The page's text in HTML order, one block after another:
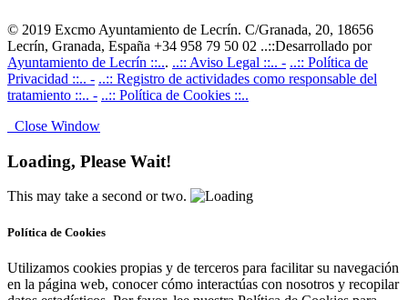
© 2019 Excmo Ayuntamiento de Lecrín. C/Granada, 20, 18656
Lecrín, Granada, España +34 958 79 50 02 ..::Desarrollado por
Ayuntamiento de Lecrín ::... ..:: Aviso Legal ::.. - ..:: Política de
Privacidad ::.. - ..:: Registro de actividades como responsable del
tratamiento ::.. - ..:: Política de Cookies ::..
Close Window
Loading, Please Wait!
This may take a second or two.
Política de Cookies
Utilizamos cookies propias y de terceros para facilitar su navegación
en la página web, conocer cómo interactúas con nosotros y recopilar